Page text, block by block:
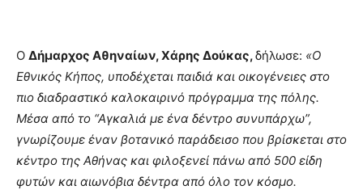
Ο Δήμαρχος Αθηναίων, Χάρης Δούκας,δήλωσε: «Ο
Εθνικός Κήπος, υποδέχεται παιδιά και οικογένειες στο
πιο διαδραστικό καλοκαιρινό πρόγραμμα της πόλης.
Μέσα από το “Αγκαλιά με ένα δέντρο συνυπάρχω”,
γνωρίζουμε έναν βοτανικό παράδεισο που βρίσκεται στο
κέντρο της Αθήνας και φιλοξενεί πάνω από 500 είδη
φυτών και αιωνόβια δέντρα από όλο τον κόσμο.